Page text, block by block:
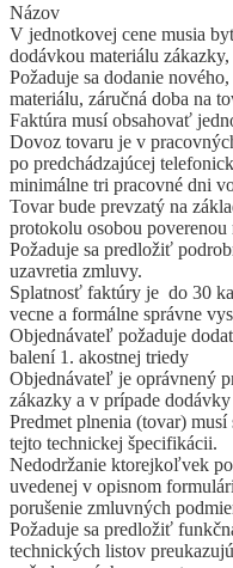
Názov
V jednotkovej cene musia
dodávkou materiálu
Požaduje sa dodanie
materiálu, záručná doba na
Faktúra musí obsahovať
Dovoz tovaru je v
po predchádzajúcej
minimálne tri pracovné dni
Tovar bude prevzatý na
protokolu osobou poverenou
Požaduje sa predložiť
uzavretia zmluvy.
Splatnosť faktúry je do 30
vecne a formálne správne
Objednávateľ požaduje
balení 1. akostnej triedy
Objednávateľ je oprávnený
zákazky a v prípade
Predmet plnenia (tovar)
tejto technickej špecifikácii.
Nedodržanie ktorejkoľvek
uvedenej v opisnom
porušenie zmluvných
Požaduje sa predložiť
technických listov